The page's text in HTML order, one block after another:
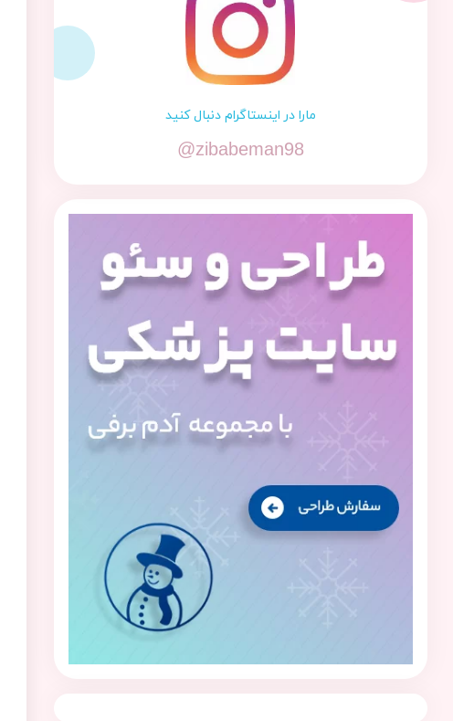
مارا در اینستاگرام دنبال کنید
@zibabeman98